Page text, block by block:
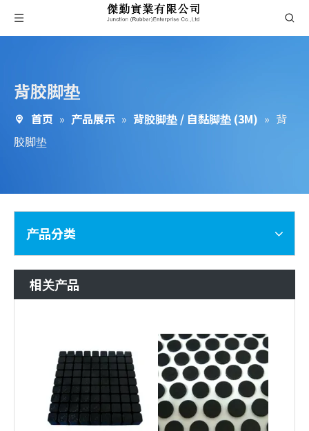
背胶脚垫
首页 » 产品展示 » 背胶脚垫 / 自黏脚垫 (3M) » 背
胶脚垫
产品分类
相关产品